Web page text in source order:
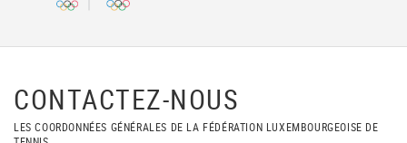
CONTACTEZ-NOUS
LES COORDONNÉES GÉNÉRALES DE LA FÉDÉRATION LUXEMBOURGEOISE DE